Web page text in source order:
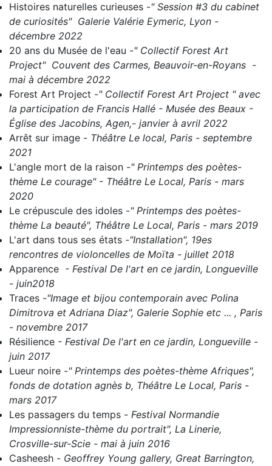
Histoires naturelles curieuses -" Session #3 du cabinet
de curiosités" Galerie Valérie Eymeric, Lyon -
décembre 2022
20 ans du Musée de l'eau -" Collectif Forest Art
Project" Couvent des Carmes, Beauvoir-en-Royans -
mai à décembre 2022
Forest Art Project -" Collectif Forest Art Project " avec
la participation de Francis Hallé - Musée des Beaux -
Église des Jacobins, Agen,- janvier à avril 2022
Arrêt sur image - Théâtre Le local, Paris - septembre
2021
L'angle mort de la raison -" Printemps des poètes-
thème Le courage" - Théâtre Le Local, Paris - mars
2020
Le crépuscule des idoles -" Printemps des poètes-
thème La beauté", Théâtre Le Local, Paris - mars 2019
L'art dans tous ses états -"Installation", 19es
rencontres de violoncelles de Moïta - juillet 2018
Apparence - Festival De l'art en ce jardin, Longueville
- juin2018
Traces -"Image et bijou contemporain avec Polina
Dimitrova et Adriana Diaz", Galerie Sophie etc ... , Paris
- novembre 2017
Résilience - Festival De l'art en ce jardin, Longueville -
juin 2017
Lueur noire -" Printemps des poètes-thème Afriques",
fonds de dotation agnès b, Théâtre Le Local, Paris -
mars 2017
Les passagers du temps - Festival Normandie
Impressionniste-thème du portrait", La Linerie,
Crosville-sur-Scie - mai à juin 2016
Casheesh - Geoffrey Young gallery, Great Barrington,